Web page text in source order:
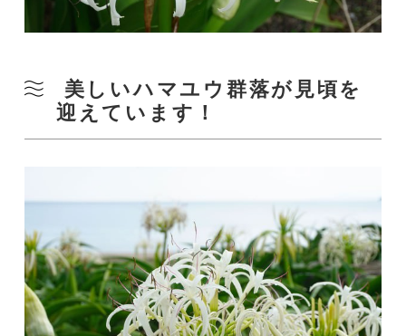
美しいハマユウ群落が見頃を
迎えています！